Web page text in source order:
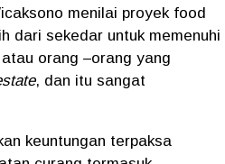
menilai proyek food
dari sekedar untuk memenuhi
atau orang –orang yang
, dan itu sangat
keuntungan terpaksa